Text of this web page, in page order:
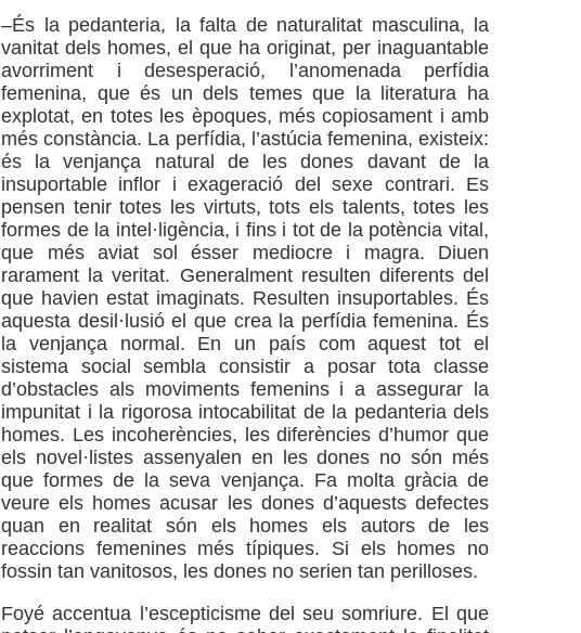
–És la pedanteria, la falta de naturalitat masculina, la
vanitat dels homes, el que ha originat, per inaguantable
avorriment i desesperació, l’anomenada perfídia
femenina, que és un dels temes que la literatura ha
explotat, en totes les èpoques, més copiosament i amb
més constància. La perfídia, l’astúcia femenina, existeix:
és la venjança natural de les dones davant de la
insuportable inflor i exageració del sexe contrari. Es
pensen tenir totes les virtuts, tots els talents, totes les
formes de la intel·ligència, i fins i tot de la potència vital,
que més aviat sol ésser mediocre i magra. Diuen
rarament la veritat. Generalment resulten diferents del
que havien estat imaginats. Resulten insuportables. És
aquesta desil·lusió el que crea la perfídia femenina. És
la venjança normal. En un país com aquest tot el
sistema social sembla consistir a posar tota classe
d’obstacles als moviments femenins i a assegurar la
impunitat i la rigorosa intocabilitat de la pedanteria dels
homes. Les incoherències, les diferències d’humor que
els novel·listes assenyalen en les dones no són més
que formes de la seva venjança. Fa molta gràcia de
veure els homes acusar les dones d’aquests defectes
quan en realitat són els homes els autors de les
reaccions femenines més típiques. Si els homes no
fossin tan vanitosos, les dones no serien tan perilloses.
Foyé accentua l’escepticisme del seu somriure. El que